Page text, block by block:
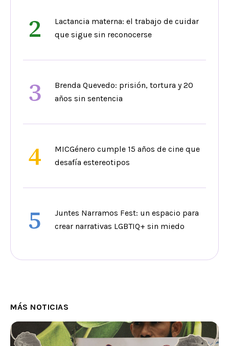
2
Lactancia materna: el trabajo de cuidar
que sigue sin reconocerse
3
Brenda Quevedo: prisión, tortura y 20
años sin sentencia
4
MICGénero cumple 15 años de cine que
desafía estereotipos
5
Juntes Narramos Fest: un espacio para
crear narrativas LGBTIQ+ sin miedo
MÁS NOTICIAS